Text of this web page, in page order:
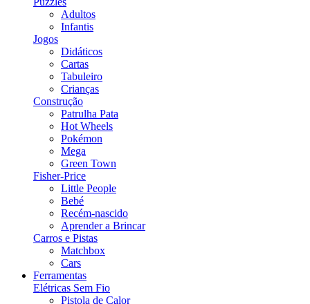
Adultos
Infantis
Jogos
Didáticos
Cartas
Tabuleiro
Crianças
Construção
Patrulha Pata
Hot Wheels
Pokémon
Mega
Green Town
Fisher-Price
Little People
Bebé
Recém-nascido
Aprender a Brincar
Carros e Pistas
Matchbox
Cars
Ferramentas
Elétricas Sem Fio
Pistola de Calor